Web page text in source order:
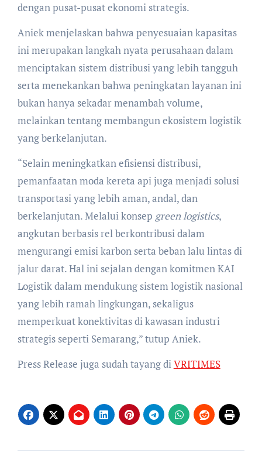
dengan pusat-pusat ekonomi strategis.
Aniek menjelaskan bahwa penyesuaian kapasitas
ini merupakan langkah nyata perusahaan dalam
menciptakan sistem distribusi yang lebih tangguh
serta menekankan bahwa peningkatan layanan ini
bukan hanya sekadar menambah volume,
melainkan tentang membangun ekosistem logistik
yang berkelanjutan.
“Selain meningkatkan efisiensi distribusi,
pemanfaatan moda kereta api juga menjadi solusi
transportasi yang lebih aman, andal, dan
berkelanjutan. Melalui konsep green logistics,
angkutan berbasis rel berkontribusi dalam
mengurangi emisi karbon serta beban lalu lintas di
jalur darat. Hal ini sejalan dengan komitmen KAI
Logistik dalam mendukung sistem logistik nasional
yang lebih ramah lingkungan, sekaligus
memperkuat konektivitas di kawasan industri
strategis seperti Semarang,” tutup Aniek.
Press Release juga sudah tayang diVRITIMES